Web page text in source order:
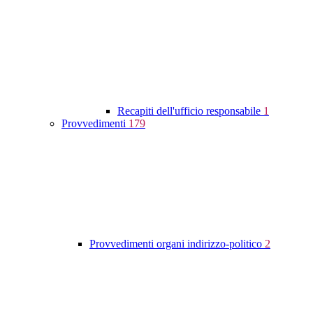
Recapiti dell'ufficio responsabile 1
Provvedimenti 179
Provvedimenti organi indirizzo-politico 2